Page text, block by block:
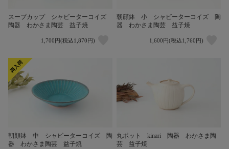
スープカップ シャビーターコイズ
陶器 わかさま陶芸 益子焼
1,700円(税込1,870円)
朝顔鉢 小 シャビーターコイズ 陶
器 わかさま陶芸 益子焼
1,600円(税込1,760円)
朝顔鉢 中 シャビーターコイズ 陶
器 わかさま陶芸 益子焼
丸ポット kinari 陶器 わかさま陶
芸 益子焼